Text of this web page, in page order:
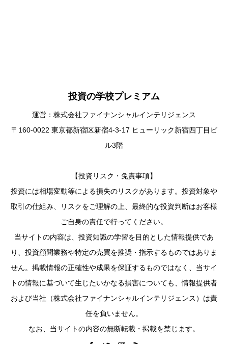
投資の学校プレミアム
運営：株式会社ファイナンシャルインテリジェンス
〒160-0022 東京都新宿区新宿4-3-17 ヒューリック新宿四丁目ビ
ル3階
【投資リスク・免責事項】
投資には相場変動等による損失のリスクがあります。投資対象や
取引の仕組み、リスクをご理解の上、最終的な投資判断はお客様
ご自身の責任で行ってください。
当サイトの内容は、投資知識の学習を目的とした情報提供であ
り、投資顧問業務や特定の売買を推奨・指示するものではありま
せん。掲載情報の正確性や成果を保証するものではなく、当サイ
トの情報に基づいて生じたいかなる損害についても、情報提供者
および当社（株式会社ファイナンシャルインテリジェンス）は責
任を負いません。
なお、当サイトの内容の無断転載・掲載を禁じます。